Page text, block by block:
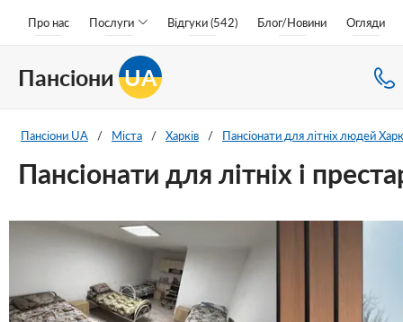
Про нас Послуги Відгуки (542) Блог/Новини Огляди
Пансіони UA
Пансіони UA / Міста / Харків / Пансіонати для літніх людей
Пансіонати для літніх і